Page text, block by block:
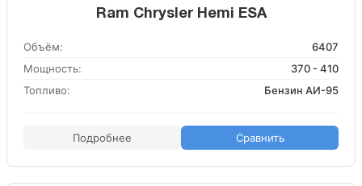
Ram Chrysler Hemi ESA
Объём:
6407
Мощность:
370 - 410
Топливо:
Бензин АИ-95
Подробнее Сравнить